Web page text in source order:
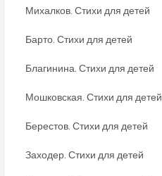
Михалков. Стихи для детей
Барто. Стихи для детей
Благинина. Стихи для детей
Мошковская. Стихи для детей
Берестов. Стихи для детей
Заходер. Стихи для детей